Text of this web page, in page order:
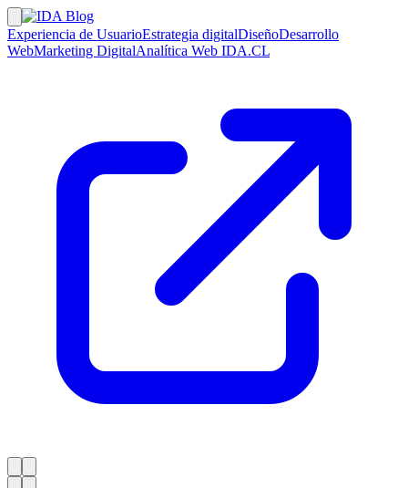
Experiencia de UsuarioEstrategia digitalDiseñoDesarrollo
WebMarketing DigitalAnalítica Web IDA.CL